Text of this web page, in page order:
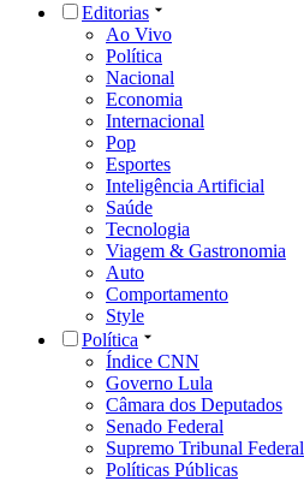
Editorias
Ao Vivo
Política
Nacional
Economia
Internacional
Pop
Esportes
Inteligência Artificial
Saúde
Tecnologia
Viagem & Gastronomia
Auto
Comportamento
Style
Política
Índice CNN
Governo Lula
Câmara dos Deputados
Senado Federal
Supremo Tribunal Federal
Políticas Públicas